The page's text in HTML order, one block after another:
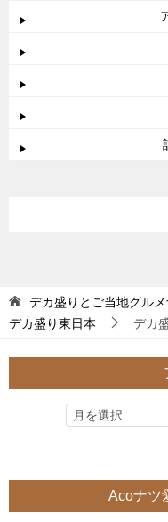
デカ盛りとご当地グル
デカ盛り東日本
デカ
Acoナツ